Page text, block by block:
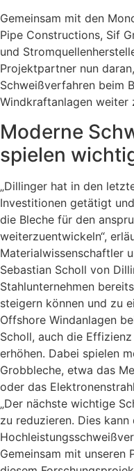
Gemeinsam mit den
Pipe Constructions, Sif
und
Projektpartner nun
Schweißverfahren beim
Windkraftanlagen weiter
Moderne
spielen
„Dillinger hat in den
Investitionen getätigt
die Bleche für den
weiterzuentwickeln“,
Materialwissenschaftler
Sebastian Scholl von
Stahlunternehmen
steigern können und zu
Offshore Windanlagen
Scholl, auch die
erhöhen. Dabei spielen
Grobbleche, etwa das
oder das
„Der nächste wichtige
zu reduzieren. Dies kann
Gemeinsam mit unseren